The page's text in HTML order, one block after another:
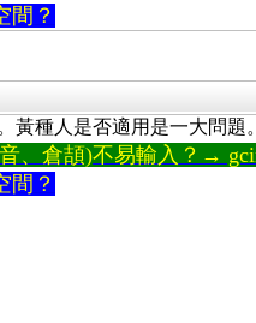
間？
黃種人是否適用是一大問題
、倉頡)不易輸入？→
間？